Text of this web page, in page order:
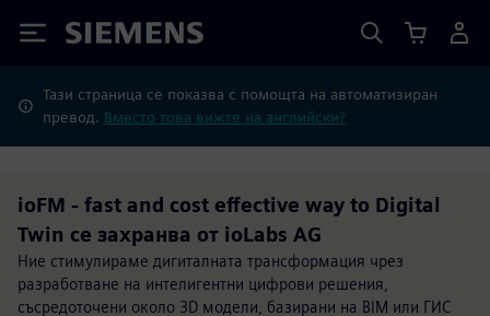
Siemens
Тази страница се показва с помощта на автоматизиран
превод. Вместо това вижте на английски?
ioFM - fast and cost effective way to Digital
Twin се захранва от ioLabs AG
Ние стимулираме дигиталната трансформация чрез
разработване на интелигентни цифрови решения,
съсредоточени около 3D модели, базирани на BIM или ГИС